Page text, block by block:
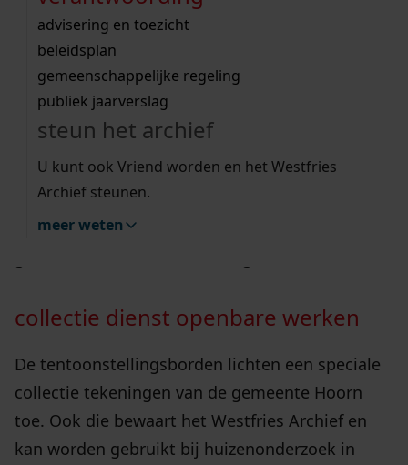
bouwvergunningen
omgevingsvergunningen
vergunningen
beeld en geluid
uitleg nodig?
Wij helpen u op weg met een aantal zoektips.
bekijk alle zoektips
Wij helpen u op weg met een aantal zoektips.
bekijk alle zoektips
bekijk ons geschiedenislokaal
advisering en toezicht
beleidsplan
gemeenschappelijke regeling
publiek jaarverslag
steun het archief
U kunt ook Vriend worden en het Westfries
Archief steunen.
meer weten
Veel mensen bezoeken het Westfries Archief
voor huizenonderzoek.
Binnenkort zijn alle bouwvergunningen in het
Westfries Archief gedigitaliseerd. Die vormen
een belangrijke bron voor huizenonderzoek.
Maar er zijn nog veel meer bronnen die over de
collectie dienst openbare werken
De tentoonstellingsborden lichten een speciale
collectie tekeningen van de gemeente Hoorn
toe. Ook die bewaart het Westfries Archief en
kan worden gebruikt bij huizenonderzoek in